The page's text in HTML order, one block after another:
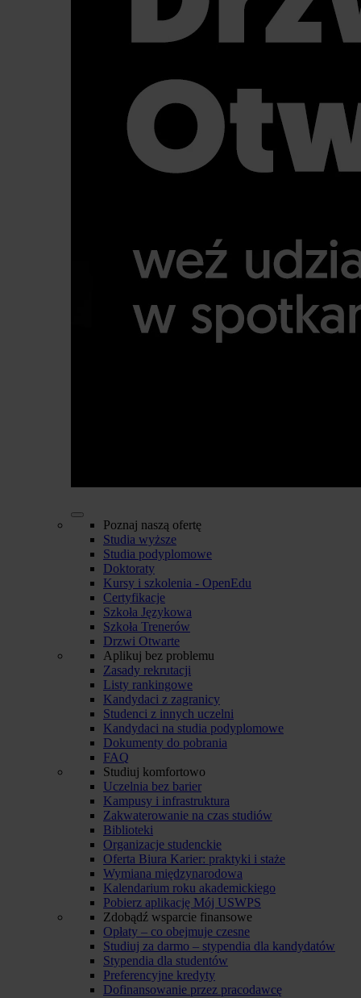
Poznaj naszą ofertę
Studia wyższe
Studia podyplomowe
Doktoraty
Kursy i szkolenia - OpenEdu
Certyfikacje
Szkoła Językowa
Szkoła Trenerów
Drzwi Otwarte
Aplikuj bez problemu
Zasady rekrutacji
Listy rankingowe
Kandydaci z zagranicy
Studenci z innych uczelni
Kandydaci na studia podyplomowe
Dokumenty do pobrania
FAQ
Studiuj komfortowo
Uczelnia bez barier
Kampusy i infrastruktura
Zakwaterowanie na czas studiów
Biblioteki
Organizacje studenckie
Oferta Biura Karier: praktyki i staże
Wymiana międzynarodowa
Kalendarium roku akademickiego
Pobierz aplikację Mój USWPS
Zdobądź wsparcie finansowe
Opłaty – co obejmuje czesne
Studiuj za darmo – stypendia dla kandydatów
Stypendia dla studentów
Preferencyjne kredyty
Dofinansowanie przez pracodawcę